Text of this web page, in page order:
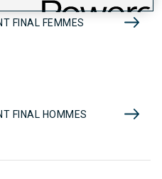
FINAL FEMMES
FINAL HOMMES